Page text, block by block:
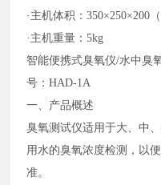
·主机体积：350×250×200（
·主机重量：5kg
智能便携式臭氧仪/水中臭
号：HAD-1A
一、产品概述
臭氧测试仪适用于大、中
用水的臭氧浓度检测，以
准。